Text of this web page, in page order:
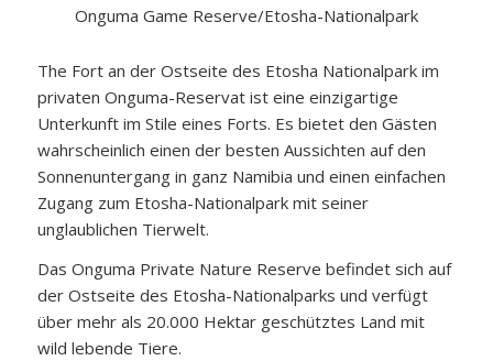
Onguma Game Reserve/Etosha-Nationalpark
The Fort an der Ostseite des Etosha Nationalpark im
privaten Onguma-Reservat ist eine einzigartige
Unterkunft im Stile eines Forts. Es bietet den Gästen
wahrscheinlich einen der besten Aussichten auf den
Sonnenuntergang in ganz Namibia und einen einfachen
Zugang zum Etosha-Nationalpark mit seiner
unglaublichen Tierwelt.
Das Onguma Private Nature Reserve befindet sich auf
der Ostseite des Etosha-Nationalparks und verfügt
über mehr als 20.000 Hektar geschütztes Land mit
wild lebende Tiere.